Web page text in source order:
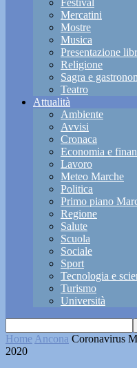
Festival
Mercatini
Mostre
Musica
Presentazione
Religione
Sagra e
Teatro
Attualità
Ambiente
Avvisi
Cronaca
Economia e
Lavoro
Meteo Marche
Politica
Primo piano
Regione
Salute
Scuola
Sociale
Sport
Tecnologia e
Turismo
Università
Home Ancona Coronavirus
2020